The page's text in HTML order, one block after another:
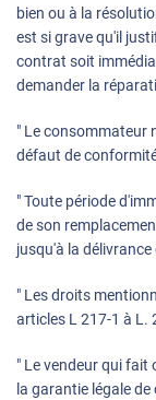
bien ou à la
est si grave qu'il
contrat soit
demander la
" Le consommateur
défaut de
" Toute période
de son
jusqu'à la
" Les droits
articles L 217-1 à L.
" Le vendeur qui fait
la garantie légale